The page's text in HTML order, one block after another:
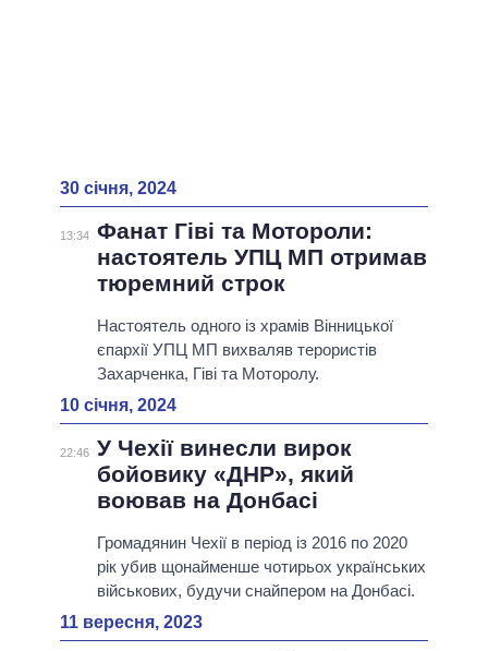
30 січня, 2024
13:34 Фанат Гіві та Мотороли:
настоятель УПЦ МП отримав
тюремний строк
Настоятель одного із храмів Вінницької
єпархії УПЦ МП вихваляв терористів
Захарченка, Гіві та Моторолу.
10 січня, 2024
22:46 У Чехії винесли вирок
бойовику «ДНР», який
воював на Донбасі
Громадянин Чехії в період із 2016 по 2020
рік убив щонайменше чотирьох українських
військових, будучи снайпером на Донбасі.
11 вересня, 2023